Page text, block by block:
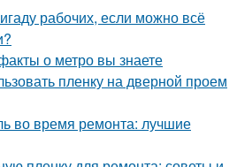
рабочих, если можно всё
о метро вы знаете
пленку на дверной проем
во время ремонта: лучшие